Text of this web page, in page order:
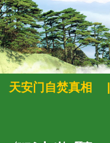
天安门自焚真相